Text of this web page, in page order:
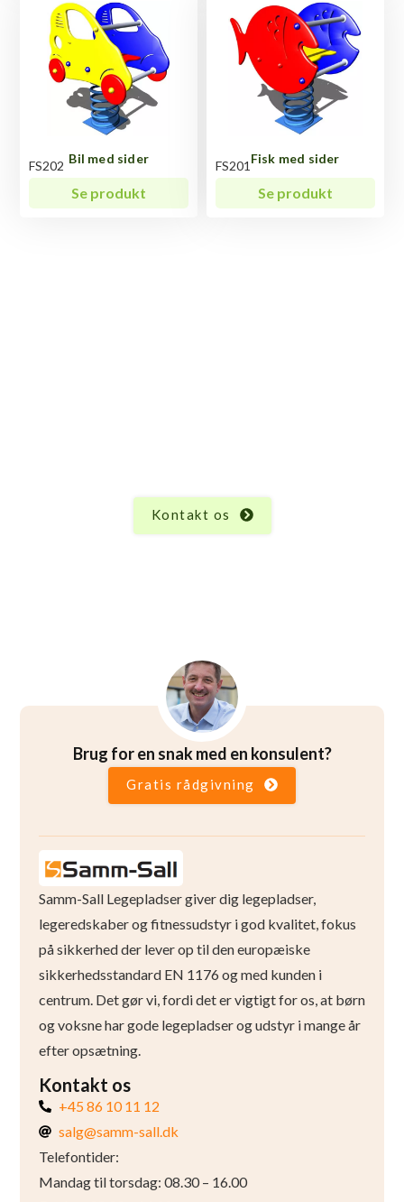
Bil med sider
FS202
Se produkt
Fisk med sider
FS201
Se produkt
Kontakt os
Brug for en snak med en konsulent?
Gratis rådgivning
Samm-Sall Legepladser giver dig legepladser,
legeredskaber og fitnessudstyr i god kvalitet, fokus
på sikkerhed der lever op til den europæiske
sikkerhedsstandard EN 1176 og med kunden i
centrum. Det gør vi, fordi det er vigtigt for os, at børn
og voksne har gode legepladser og udstyr i mange år
efter opsætning.
Kontakt os
+45 86 10 11 12
salg@samm-sall.dk
Telefontider:
Mandag til torsdag: 08.30 – 16.00